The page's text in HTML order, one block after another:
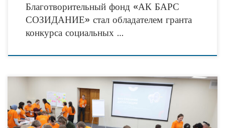
Благотворительный фонд «АК БАРС
СОЗИДАНИЕ» стал обладателем гранта
конкурса социальных …